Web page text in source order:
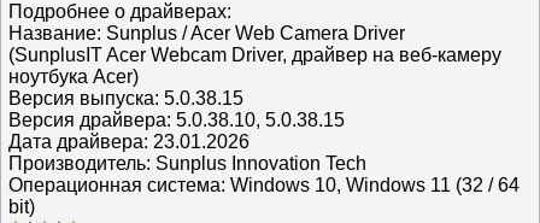
Подробнее о драйверах:
Название: Sunplus / Acer Web Camera Driver
(SunplusIT Acer Webcam Driver, драйвер на веб-камеру
ноутбука Acer)
Версия выпуска: 5.0.38.15
Версия драйвера: 5.0.38.10, 5.0.38.15
Дата драйвера: 23.01.2026
Производитель: Sunplus Innovation Tech
Операционная система: Windows 10, Windows 11 (32 / 64
bit)